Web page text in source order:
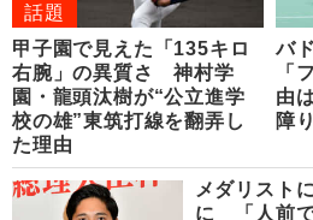
話題
甲子園で見えた「135キロ
右腕」の異質さ 神村学
園・龍頭汰樹が“公立進学
校の雄”東筑打線を翻弄し
た理由
バ
「
由
障
メダリスト
に 「人前で